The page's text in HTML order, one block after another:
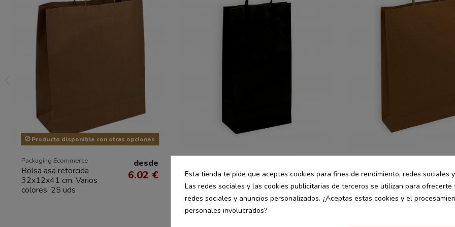
Producto disponible con otras opciones
Packaging Ecommerce
Bolsa asa retorcida
32x12x41 cm. Varios
colores. 25 uds
desde
6.02 €
Bolsa asa retorcida
18x8x39 cm. Varios
colores. 50 uds
18.49 €
0.37 € / Ud.
Bolsa asa retorcida
26x8x39 cm 25 uds
Esta tienda te pide que aceptes cookies para fines de rendimiento, redes sociales
Las redes sociales y las cookies publicitarias de terceros se utilizan para ofrecerte
redes sociales y anuncios personalizados. ¿Aceptas estas cookies y el
personales involucrados?